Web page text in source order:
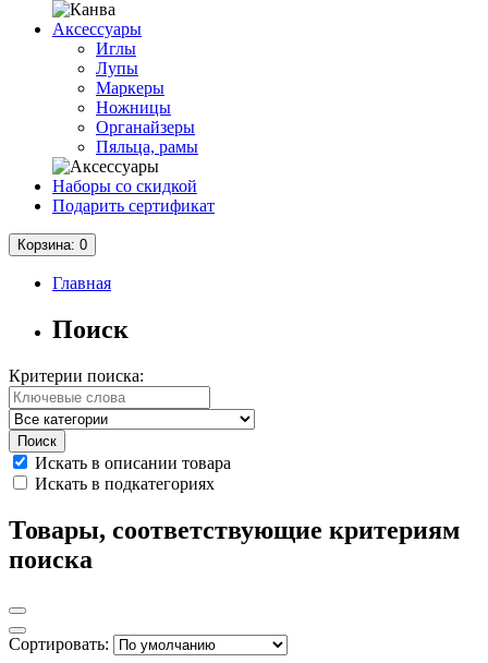
Аксессуары
Иглы
Лупы
Маркеры
Ножницы
Органайзеры
Пяльца, рамы
Наборы со скидкой
Подарить сертификат
Корзина: 0
Главная
Поиск
Критерии поиска:
Искать в описании товара
Искать в подкатегориях
Товары, соответствующие критериям
поиска
Сортировать: